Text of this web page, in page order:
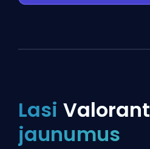
Lasi Valorant
jaunumus